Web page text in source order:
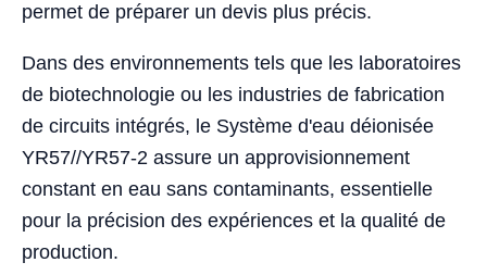
permet de préparer un devis plus précis.
Dans des environnements tels que les laboratoires
de biotechnologie ou les industries de fabrication
de circuits intégrés, le Système d'eau déionisée
YR57//YR57-2 assure un approvisionnement
constant en eau sans contaminants, essentielle
pour la précision des expériences et la qualité de
production.